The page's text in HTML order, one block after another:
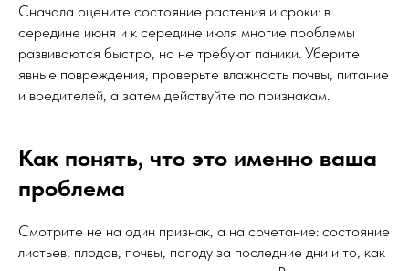
Сначала оцените состояние растения и сроки: в
середине июня и к середине июля многие проблемы
развиваются быстро, но не требуют паники. Уберите
явные повреждения, проверьте влажность почвы, питание
и вредителей, а затем действуйте по признакам.
Как понять, что это именно ваша
проблема
Смотрите не на один признак, а на сочетание: состояние
листьев, плодов, почвы, погоду за последние дни и то, как